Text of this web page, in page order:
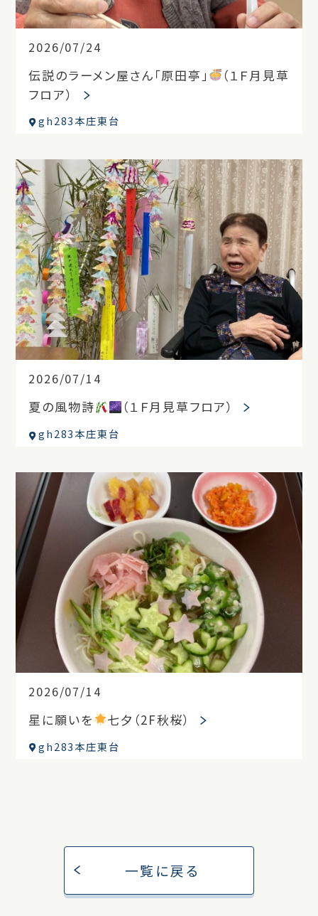
2026/07/24
伝説のラーメン屋さん「原田亭」
（１Ｆ月見草
フロア）
gh283本庄東台
2026/07/14
夏の風物詩 （１Ｆ月見草フロア）
gh283本庄東台
2026/07/14
星に願いを 七夕（2F秋桜）
gh283本庄東台
一覧に戻る